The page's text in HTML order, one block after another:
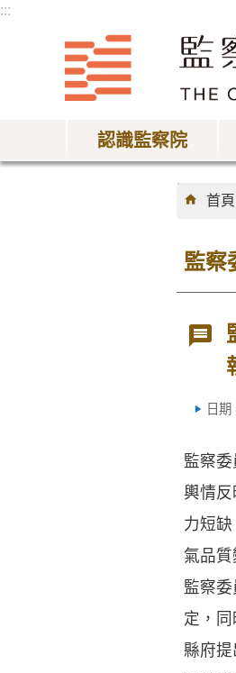
:::
認識監察院
:::
首頁
監察
日
監察
輿情
力短
氣品
監察
定，
縣府提